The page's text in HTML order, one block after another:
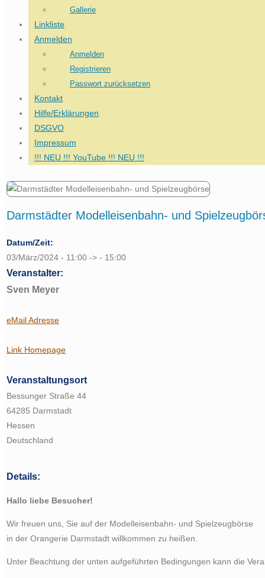
Gallerie
Linkliste
Anmelden
Anmelden
Registrieren
Passwort zurücksetzen
Kontakt
Hilfe/Erklärungen
DSGVO
Impressum
!!! NEU !!! YouTube !!! NEU !!!
Darmstädter Modelleisenbahn- und
Datum/Zeit:
03/März/2024 - 11:00 -> - 15:00
Veranstalter:
Sven Meyer
eMail Adresse
Link Homepage
Veranstaltungsort
Bessunger Straße 44
64285 Darmstadt
Hessen
Deutschland
Details:
Hallo liebe Besucher!
Wir freuen uns, Sie auf der Modelleisenbahn- und Spielzeugbörse
in der Orangerie Darmstadt willkommen zu heißen.
Unter Beachtung der unten aufgeführten Bedingungen kann die